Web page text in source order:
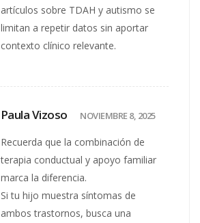
artículos sobre TDAH y autismo se
limitan a repetir datos sin aportar
contexto clínico relevante.
Paula Vizoso NOVIEMBRE 8, 2025
Recuerda que la combinación de
terapia conductual y apoyo familiar
marca la diferencia.
Si tu hijo muestra síntomas de
ambos trastornos, busca una